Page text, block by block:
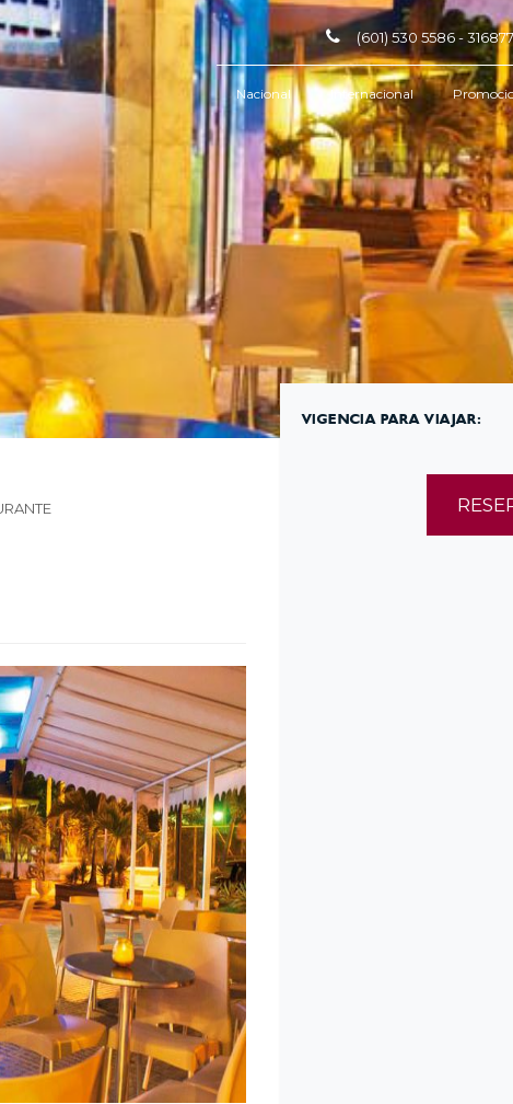
(601) 530 5586 -
Nacional Internacional
VIGENCIA PARA VIAJAR: